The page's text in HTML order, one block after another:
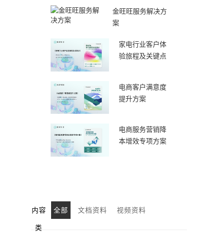
金旺旺服务解决方
案
家电行业客户体
验旅程及关键点
电商客户满意度
提升方案
电商服务营销降
本增效专项方案
内容
类
全部 文档资料 视频资料